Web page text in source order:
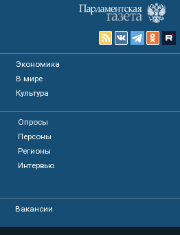
Экономика
В мире
Культура
Опросы
Персоны
Регионы
Интервью
Вакансии